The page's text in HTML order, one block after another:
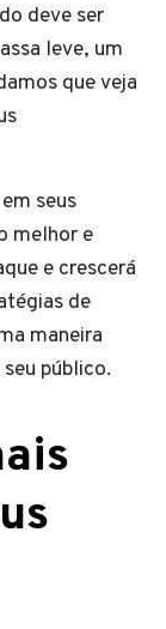
deve ser
leve, um
que veja
seus
melhor e
e crescerá
de
maneira
público.